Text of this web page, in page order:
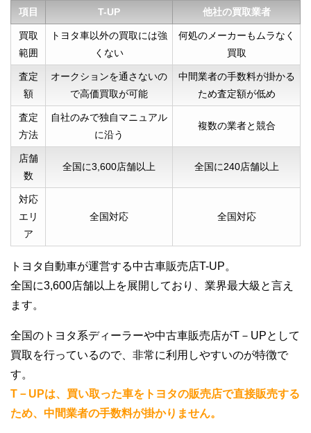
項目 T-UP 他社の買取業者
買取
範囲
トヨタ車以外の買取には強
くない
何処のメーカーもムラなく
買取
査定
額
オークションを通さないの
で高価買取が可能
中間業者の手数料が掛かる
ため査定額が低め
査定
方法
自社のみで独自マニュアル
に沿う
複数の業者と競合
店舗
数
全国に3,600店舗以上 全国に240店舗以上
対応
エリ
ア
全国対応 全国対応
トヨタ自動車が運営する中古車販売店T-UP。
全国に3,600店舗以上を展開しており、業界最大級と言え
ます。
全国のトヨタ系ディーラーや中古車販売店がT－UPとして
買取を行っているので、非常に利用しやすいのが特徴で
す。
T－UPは、買い取った車をトヨタの販売店で直接販売する
ため、中間業者の手数料が掛かりません。